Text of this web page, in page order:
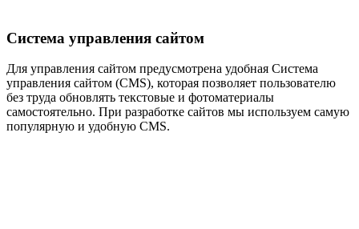
Система управления сайтом
Для управления сайтом предусмотрена удобная Система
управления сайтом (CMS), которая позволяет пользователю
без труда обновлять текстовые и фотоматериалы
самостоятельно. При разработке сайтов мы используем самую
популярную и удобную CMS.